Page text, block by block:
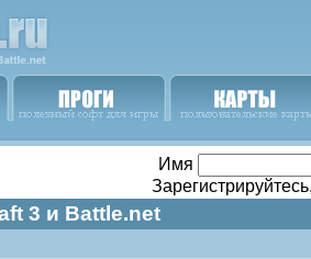
Имя
3 и Battle.net